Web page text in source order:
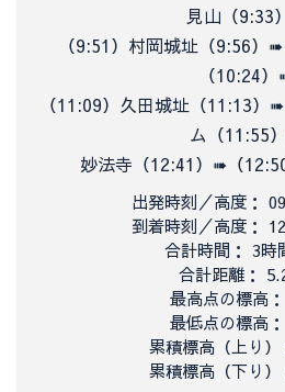
見山（9:33
（9:51）村岡城址（9:56）
（10:24
（11:09）久田城址（11:13）
ム（11:55
妙法寺（12:41）➠（
出発時刻／高度：
到着時刻／高度：
合計時間： 3時
合計距離：
最高点の標高
最低点の標高
累積標高（上り
累積標高（下り